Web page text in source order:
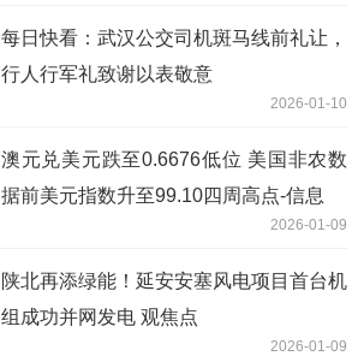
每日快看：武汉公交司机斑马线前礼让，
行人行军礼致谢以表敬意
2026-01-10
澳元兑美元跌至0.6676低位 美国非农数
据前美元指数升至99.10四周高点-信息
2026-01-09
陕北再添绿能！延安安塞风电项目首台机
组成功并网发电 观焦点
2026-01-09